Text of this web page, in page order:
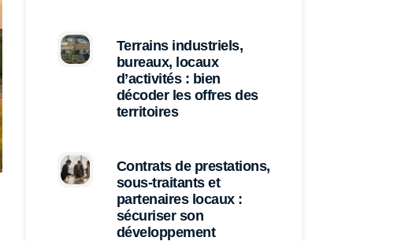
Terrains industriels,
bureaux, locaux
d’activités : bien
décoder les offres des
territoires
Contrats de prestations,
sous-traitants et
partenaires locaux :
sécuriser son
développement